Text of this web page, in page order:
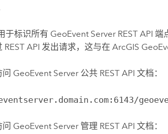
于标识所有 GeoEvent Server REST API
REST API 发出请求，这与在ArcGIS
GeoEvent Server 公共 REST API 文档：
GeoEvent Server 管理 REST API 文档：